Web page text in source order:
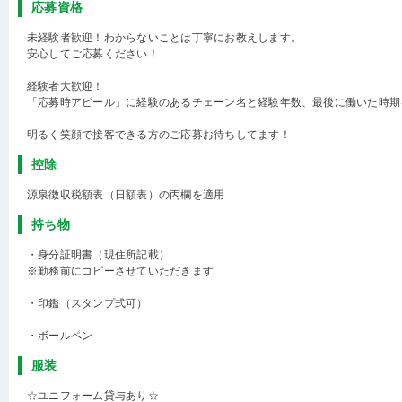
応募資格
未経験者歓迎！わからないことは丁寧にお教えします。
安心してご応募ください！
経験者大歓迎！
「応募時アピール」に経験のあるチェーン名と経験年数、最後に働いた時
明るく笑顔で接客できる方のご応募お待ちしてます！
控除
源泉徴収税額表（日額表）の丙欄を適用
持ち物
・身分証明書（現住所記載）
※勤務前にコピーさせていただきます
・印鑑（スタンプ式可）
・ボールペン
服装
☆ユニフォーム貸与あり☆